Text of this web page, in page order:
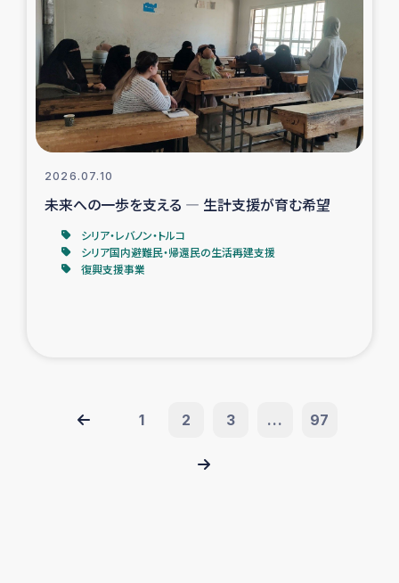
2026.07.10
未来への一歩を支える ― 生計支援が育む希望
シリア・レバノン・トルコ
シリア国内避難民・帰還民の生活再建支援
復興支援事業
1 2 3 ... 97